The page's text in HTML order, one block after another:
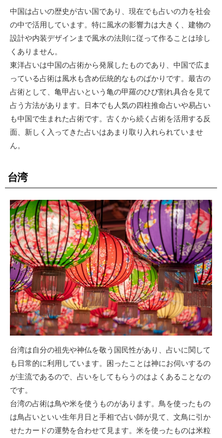
中国は占いの歴史が古い国であり、現在でも占いの力を社会
の中で活用しています。特に風水の影響力は大きく、建物の
設計や内装デザインまで風水の法則に従って作ることは珍し
くありません。
東洋占いは中国の占術から発展したものであり、中国で広ま
っている占術は風水も含め伝統的なものばかりです。最古の
占術として、亀甲占いという亀の甲羅のひび割れ具合を見て
占う方法があります。日本でも人気の四柱推命占いや易占い
も中国で生まれた占術です。古くから続く占術を活用する反
面、新しく入ってきた占いはあまり取り入れられていませ
ん。
台湾
台湾は自分の祖先や神仏を敬う国民性があり、占いに関して
も日常的に利用しています。困ったことは神にお伺いするの
が主流であるので、占いをしてもらうのはよくあることなの
です。
台湾の占術は鳥や米を使うものがあります。鳥を使ったもの
は鳥占いといい生年月日と手相で占い師が見て、文鳥に引か
せたカードの運勢を合わせて見ます。米を使ったものは米粒